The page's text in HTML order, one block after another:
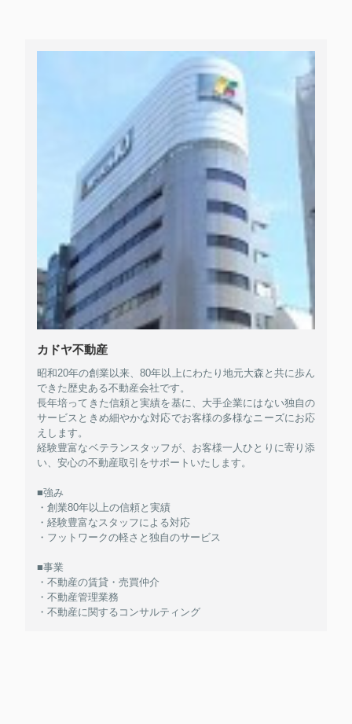
カドヤ不動産
昭和20年の創業以来、80年以上にわたり地元大森と共に歩ん
できた歴史ある不動産会社です。
長年培ってきた信頼と実績を基に、大手企業にはない独自の
サービスときめ細やかな対応でお客様の多様なニーズにお応
えします。
経験豊富なベテランスタッフが、お客様一人ひとりに寄り添
い、安心の不動産取引をサポートいたします。
■強み
・創業80年以上の信頼と実績
・経験豊富なスタッフによる対応
・フットワークの軽さと独自のサービス
■事業
・不動産の賃貸・売買仲介
・不動産管理業務
・不動産に関するコンサルティング